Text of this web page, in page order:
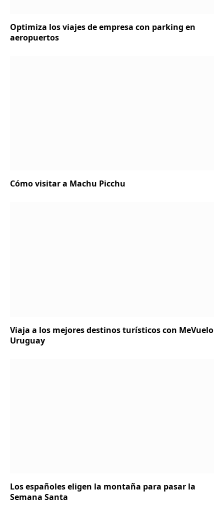
Optimiza los viajes de empresa con parking en
aeropuertos
Cómo visitar a Machu Picchu
Viaja a los mejores destinos turísticos con MeVuelo
Uruguay
Los españoles eligen la montaña para pasar la
Semana Santa